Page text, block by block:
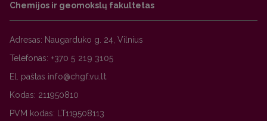
Chemijos ir geomokslų fakultetas
Adresas: Naugarduko g. 24, Vilnius
Telefonas: +370 5 219 3105
El. paštas
Kodas: 211950810
PVM kodas: LT119508113